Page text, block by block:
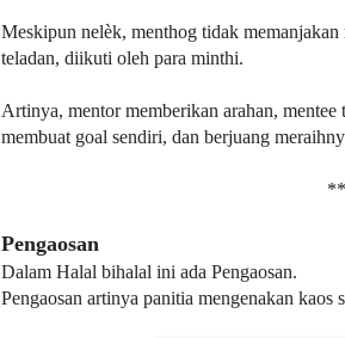
Meskipun nelèk, menthog tidak
teladan, diikuti oleh para minthi.
Artinya, mentor memberikan arahan, mentee
membuat goal sendiri, dan berjuang
Pengaosan
Dalam Halal bihalal ini ada Pengaosan.
Pengaosan artinya panitia mengenakan kaos